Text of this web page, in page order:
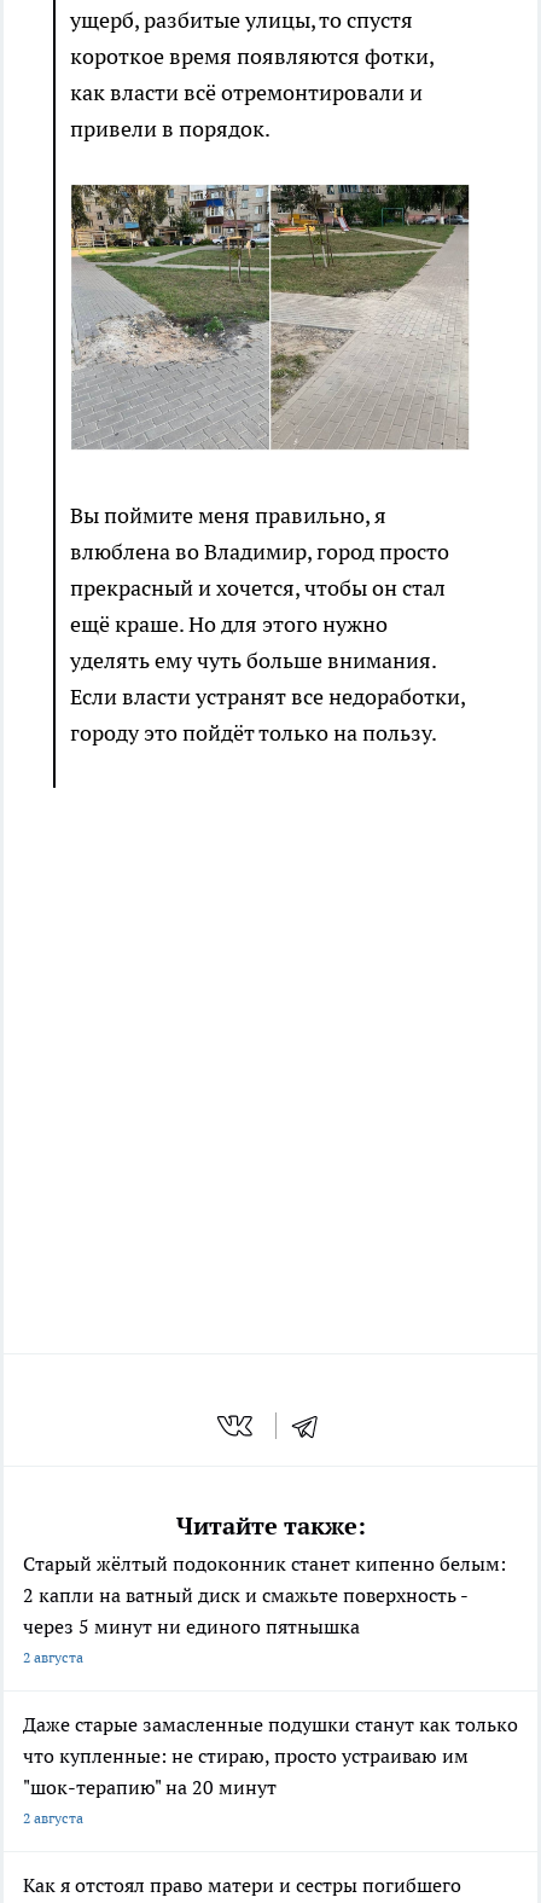
ущерб, разбитые улицы, то спустя
короткое время появляются фотки,
как власти всё отремонтировали и
привели в порядок.
Вы поймите меня правильно, я
влюблена во Владимир, город просто
прекрасный и хочется, чтобы он стал
ещё краше. Но для этого нужно
уделять ему чуть больше внимания.
Если власти устранят все недоработки,
городу это пойдёт только на пользу.
Читайте также:
Старый жёлтый подоконник станет кипенно белым:
2 капли на ватный диск и смажьте поверхность -
через 5 минут ни единого пятнышка
2 августа
Даже старые замасленные подушки станут как только
что купленные: не стираю, просто устраиваю им
"шок-терапию" на 20 минут
2 августа
Как я отстоял право матери и сестры погибшего